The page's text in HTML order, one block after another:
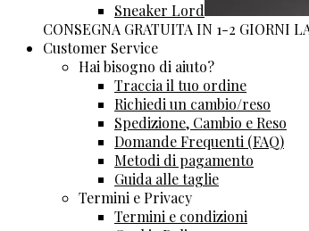
Sneaker Lord
CONSEGNA GRATUITA IN 1-2 GIORNI
Customer Service
Hai bisogno di aiuto?
Traccia il tuo ordine
Richiedi un cambio/reso
Spedizione, Cambio e Reso
Domande Frequenti (FAQ)
Metodi di pagamento
Guida alle taglie
Termini e Privacy
Termini e condizioni